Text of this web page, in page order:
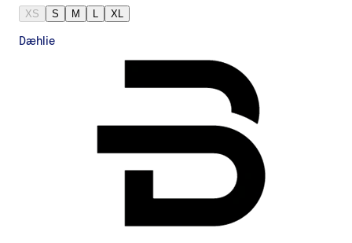
XS S M L XL
Dæhlie